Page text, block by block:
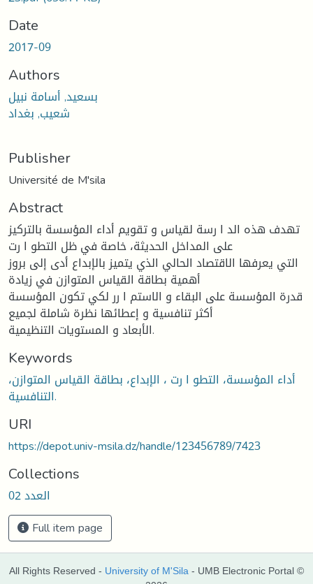
Date
2017-09
Authors
بسعيد, أسامة نبيل
شعيب, بغداد
Publisher
Université de M'sila
Abstract
تهدف هذه الد ا رسة لقياس و تقويم أداء المؤسسة بالتركيز
على المداخل الحديثة، خاصة في ظل التطو ا رت
التي يعرفها الاقتصاد الحالي الذي يتميز بالإبداع أدى إلى بروز
أهمية بطاقة القياس المتوازن في زيادة
قدرة المؤسسة على البقاء و الاستم ا رر لكي تكون المؤسسة
أكثر تنافسية و إعطائها نظرة شاملة لجميع
الأبعاد و المستويات التنظيمية.
Keywords
أداء المؤسسة، التطو ا رت ، الإبداع، بطاقة القياس المتوازن،
التنافسية.
URI
https://depot.univ-msila.dz/handle/123456789/7423
Collections
العدد 02
Full item page
All Rights Reserved - University of M'Sila - UMB Electronic Portal ©